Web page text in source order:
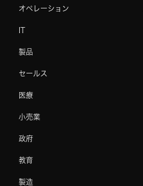
オペレーション
IT
製品
セールス
医療
小売業
政府
教育
製造